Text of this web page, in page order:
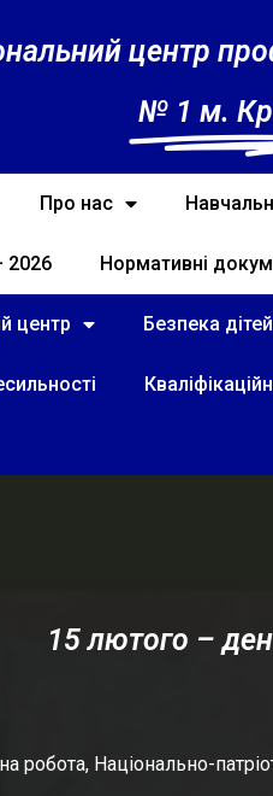
центр
№ 1 м.
Про нас
2026 Нормативні
центр Безпека дітей
15 лютого –
робота, Національно-